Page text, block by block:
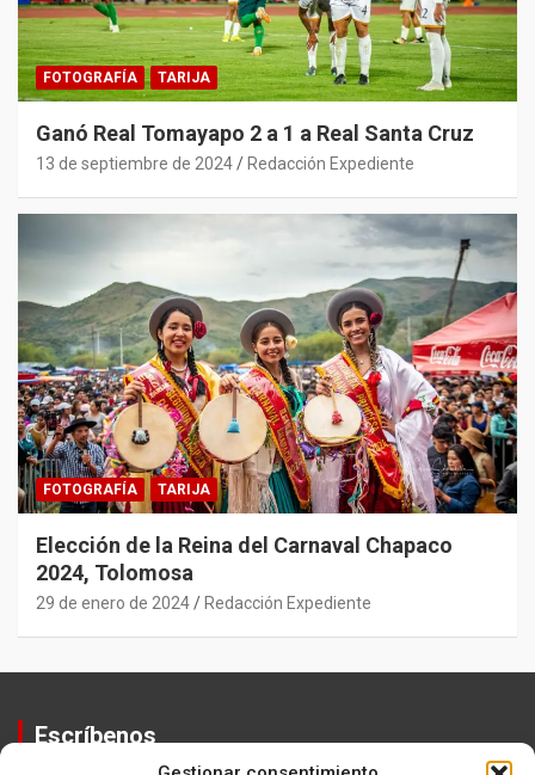
FOTOGRAFÍA TARIJA
Ganó Real Tomayapo 2 a 1 a Real Santa Cruz
13 de septiembre de 2024 Redacción Expediente
FOTOGRAFÍA TARIJA
Elección de la Reina del Carnaval Chapaco
2024, Tolomosa
29 de enero de 2024 Redacción Expediente
Escríbenos